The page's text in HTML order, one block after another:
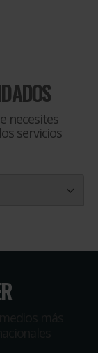
necesites
servicios